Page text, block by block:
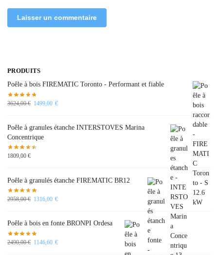
PRODUITS
Poêle à bois FIREMATIC Toronto - Performant et fiable
3624,00€ 1499,00 €
Poêle à granules étanche INTERSTOVES Marina
Concentrique
1809,00 €
Poêle à granulés étanche FIREMATIC BR12
2958,00€ 1316,00 €
Poêle à bois en fonte BRONPI Ordesa
2490,00€ 1146,60 €